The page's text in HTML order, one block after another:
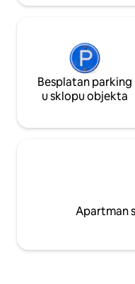
Besplatan parking
u sklopu objekta
Apartman